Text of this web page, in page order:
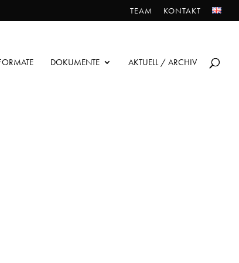
TEAM KONTAKT
DOKUMENTE AKTUELL / ARCHIV